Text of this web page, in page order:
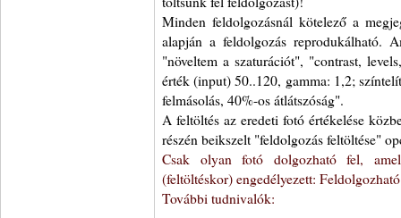
Minden feldolgozásnál kötelező a
alapján a feldolgozás reprodukálható.
"növeltem a szaturációt", "contrast,
érték (input) 50..120, gamma: 1,2;
felmásolás, 40%-os átlátszóság".
A feltöltés az eredeti fotó értékelése
részén beikszelt "feldolgozás feltöltése"
Csak olyan fotó dolgozható fel,
(feltöltéskor) engedélyezett:
További tudnivalók: